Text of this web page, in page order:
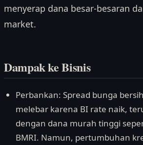
menyerap dana besar-besaran
market.
Dampak ke Bisnis
Perbankan: Spread bunga
melebar karena BI rate naik,
dengan dana murah tinggi
BMRI. Namun, pertumbuhan